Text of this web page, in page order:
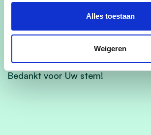
Alles toestaan
Weigeren
leefbare gemeenschap.
Daarom is Uw stem belangrijk.
Bedankt voor Uw stem!